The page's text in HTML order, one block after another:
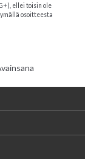
ellei toisin ole
osoitteesta